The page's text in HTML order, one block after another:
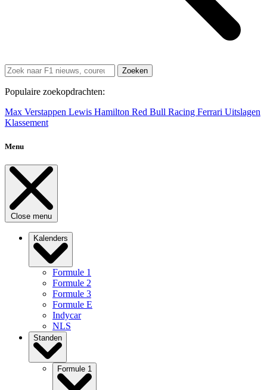
Zoeken
Populaire zoekopdrachten:
Max Verstappen Lewis Hamilton Red Bull Racing Ferrari Uitslagen
Klassement
Menu
Close menu
Kalenders
Formule 1
Formule 2
Formule 3
Formule E
Indycar
NLS
Standen
Formule 1